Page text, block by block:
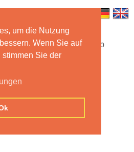
um die Nutzung
Wenn Sie auf
Sie der
Funktionen Mobile App
Impressum